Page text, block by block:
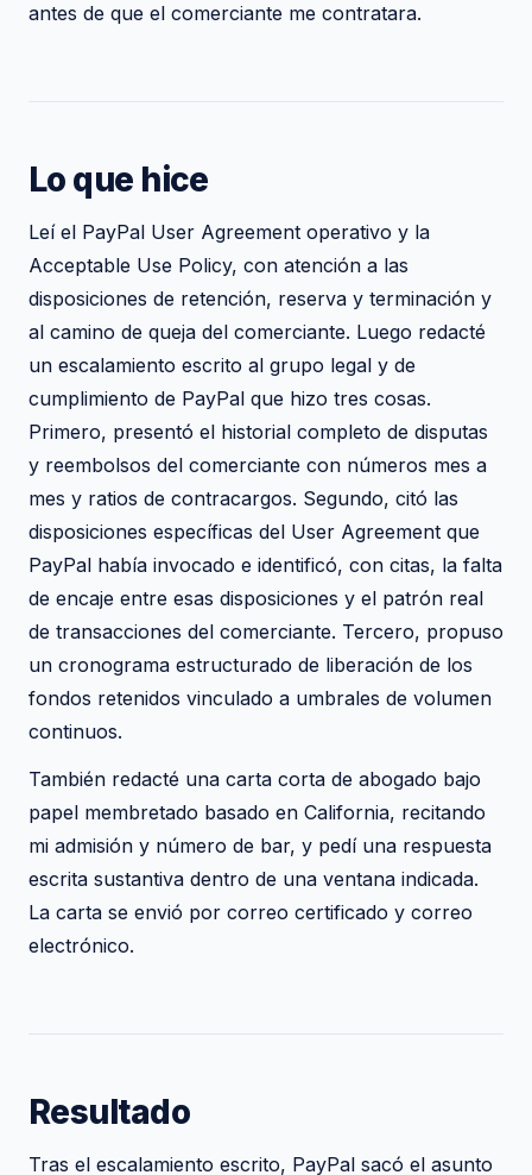
antes de que el comerciante me contratara.
Lo que hice
Leí el PayPal User Agreement operativo y la
Acceptable Use Policy, con atención a las
disposiciones de retención, reserva y terminación y
al camino de queja del comerciante. Luego redacté
un escalamiento escrito al grupo legal y de
cumplimiento de PayPal que hizo tres cosas.
Primero, presentó el historial completo de disputas
y reembolsos del comerciante con números mes a
mes y ratios de contracargos. Segundo, citó las
disposiciones específicas del User Agreement que
PayPal había invocado e identificó, con citas, la falta
de encaje entre esas disposiciones y el patrón real
de transacciones del comerciante. Tercero, propuso
un cronograma estructurado de liberación de los
fondos retenidos vinculado a umbrales de volumen
continuos.
También redacté una carta corta de abogado bajo
papel membretado basado en California, recitando
mi admisión y número de bar, y pedí una respuesta
escrita sustantiva dentro de una ventana indicada.
La carta se envió por correo certificado y correo
electrónico.
Resultado
Tras el escalamiento escrito, PayPal sacó el asunto